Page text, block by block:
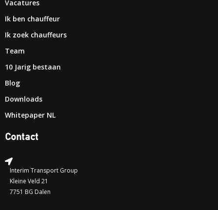
Vacatures
Ik ben chauffeur
Ik zoek chauffeurs
Team
10 Jarig bestaan
Blog
Downloads
Whitepaper NL
Contact
Interim Transport Group
Kleine Veld 21
7751 BG Dalen